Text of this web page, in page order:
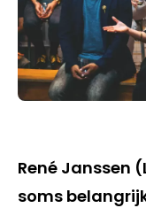
René Janssen
soms